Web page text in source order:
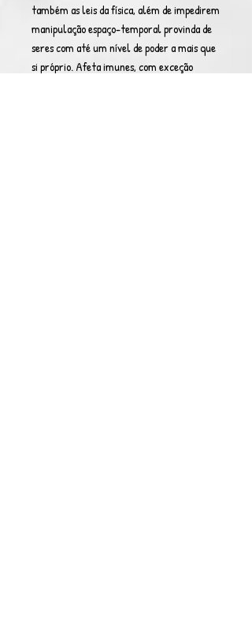
também as leis da física, além de impedirem
manipulação espaço-temporal provinda de
seres com até um nível de poder a mais que
si próprio. Afeta imunes, com exceção